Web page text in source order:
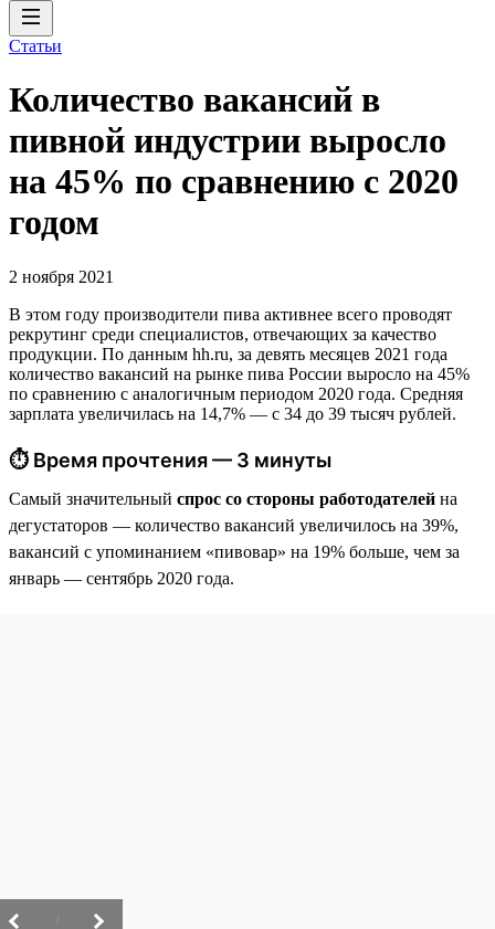
Статьи
Количество вакансий в
пивной индустрии выросло
на 45% по сравнению с 2020
годом
2 ноября 2021
В этом году производители пива активнее всего проводят
рекрутинг среди специалистов, отвечающих за качество
продукции. По данным hh.ru, за девять месяцев 2021 года
количество вакансий на рынке пива России выросло на 45%
по сравнению с аналогичным периодом 2020 года. Средняя
зарплата увеличилась на 14,7% — с 34 до 39 тысяч рублей.
⏱ Время прочтения — 3 минуты
Самый значительный спрос со стороны работодателей на
дегустаторов — количество вакансий увеличилось на 39%,
вакансий с упоминанием «пивовар» на 19% больше, чем за
январь — сентябрь 2020 года.